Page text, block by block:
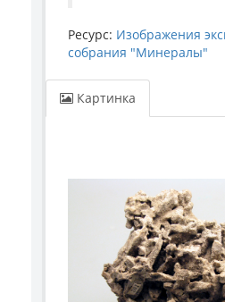
Ресурс: Изображения
собрания "Минералы"
Картинка